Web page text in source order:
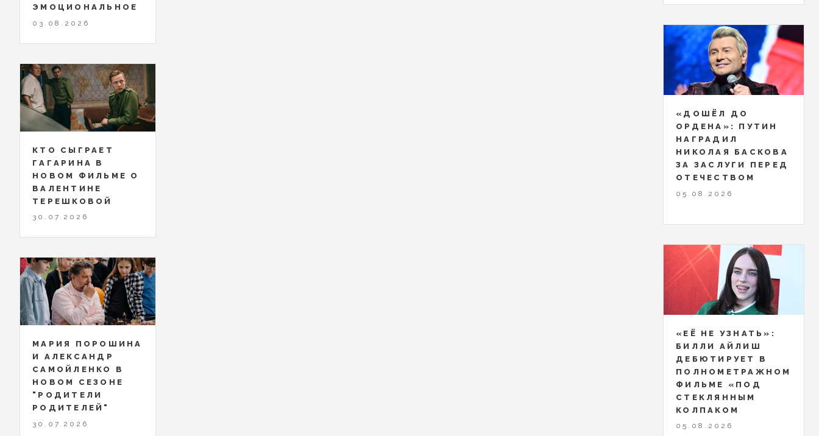
ЭМОЦИОНАЛЬНОЕ
03.08.2026
КТО СЫГРАЕТ
ГАГАРИНА В
НОВОМ ФИЛЬМЕ О
ВАЛЕНТИНЕ
ТЕРЕШКОВОЙ
30.07.2026
МАРИЯ ПОРОШИНА
И АЛЕКСАНДР
САМОЙЛЕНКО В
НОВОМ СЕЗОНЕ
"РОДИТЕЛИ
РОДИТЕЛЕЙ"
30.07.2026
«ДОШЁЛ ДО
ОРДЕНА»: ПУТИН
НАГРАДИЛ
НИКОЛАЯ БАСКОВА
ЗА ЗАСЛУГИ ПЕРЕД
ОТЕЧЕСТВОМ
05.08.2026
«ЕЁ НЕ УЗНАТЬ»:
БИЛЛИ АЙЛИШ
ДЕБЮТИРУЕТ В
ПОЛНОМЕТРАЖНОМ
ФИЛЬМЕ «ПОД
СТЕКЛЯННЫМ
КОЛПАКОМ
05.08.2026